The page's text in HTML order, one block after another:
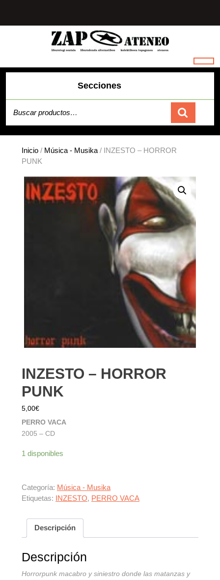
contenido
Secciones
Carrito
Inicio / Música - Musika / INZESTO – HORROR
PUNK
INZESTO – HORROR
PUNK
5,00€
PERRO VACA
2005 – CD
1 disponibles
Categoría: Música - Musika
Etiquetas: INZESTO, PERRO VACA
Descripción
Descripción
Horrorpunk macabro y siniestro donde las matanzas y